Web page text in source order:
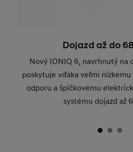
Dojazd až do
Nový IONIQ 6, navrhnutý na
poskytuje vďaka veľmi
odporu a špičkovému
systému dojazd až